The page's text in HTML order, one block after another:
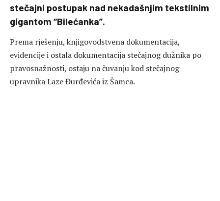
stečajni postupak nad nekadašnjim tekstilnim
gigantom “Bilećanka”.
Prema rješenju, knjigovodstvena dokumentacija,
evidencije i ostala dokumentacija stečajnog dužnika po
pravosnažnosti, ostaju na čuvanju kod stečajnog
upravnika Laze Đurđevića iz Šamca.